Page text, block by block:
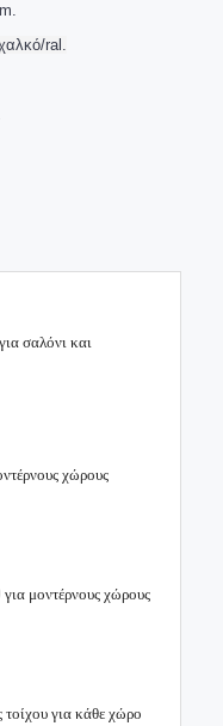
ral.
σαλόνι και
χώρους
μοντέρνους χώρους
για κάθε χώρο